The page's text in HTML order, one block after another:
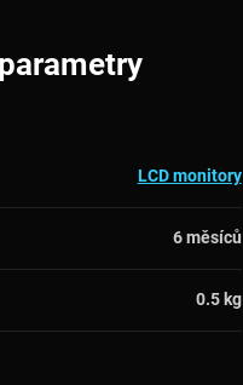
LCD monitory
6 měsíců
0.5 kg